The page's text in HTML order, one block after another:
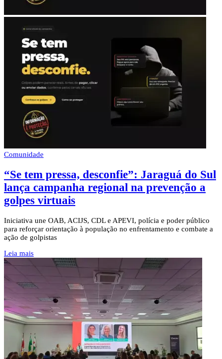
Comunidade
“Se tem pressa, desconfie”: Jaraguá do Sul
lança campanha regional na prevenção a
golpes virtuais
Iniciativa une OAB, ACIJS, CDL e APEVI, polícia e poder público
para reforçar orientação à população no enfrentamento e combate a
ação de golpistas
Leia mais